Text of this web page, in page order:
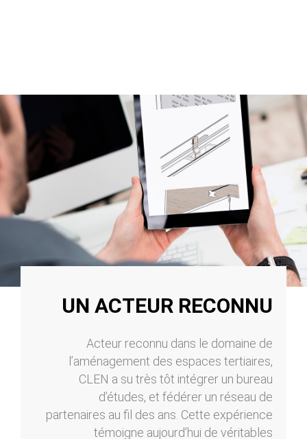
UN ACTEUR RECONNU
Acteur reconnu dans le domaine de
l’aménagement des espaces tertiaires,
CLEN a su très tôt intégrer un bureau
d’études, et fédérer un réseau de
partenaires au fil des ans. Cette expérience
témoigne aujourd’hui de véritables